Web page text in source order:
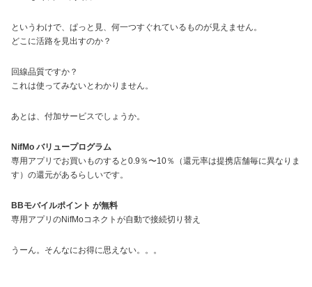
というわけで、ぱっと見、何一つすぐれているものが見えません。
どこに活路を見出すのか？
回線品質ですか？
これは使ってみないとわかりません。
あとは、付加サービスでしょうか。
NifMo バリュープログラム
専用アプリでお買いものすると0.9％〜10％（還元率は提携店舗毎に異なりま
す）の還元があるらしいです。
BBモバイルポイント が無料
専用アプリのNifMoコネクトが自動で接続切り替え
うーん。そんなにお得に思えない。。。